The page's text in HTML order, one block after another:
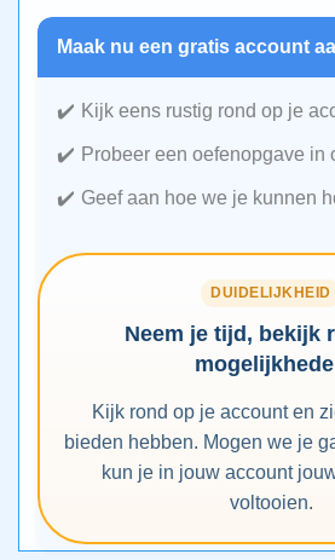
Maak nu een gratis account
Kijk eens rustig rond op je
Probeer een oefenopgave in
Geef aan hoe we je kunnen
DUIDELIJKHEID
Neem je tijd, bekijk
Kijk rond op je account en
bieden hebben. Mogen we je
kun je in jouw account
voltooien.